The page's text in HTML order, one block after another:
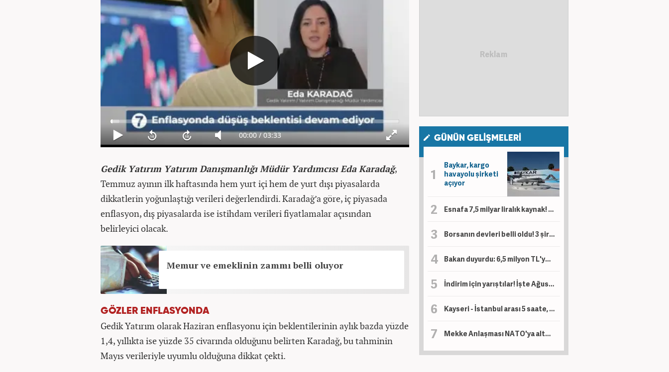
Gedik Yatırım Yatırım Danışmanlığı Müdür Yardımcısı Eda Karadağ,
Temmuz ayının ilk haftasında hem yurt içi hem de yurt dışı piyasalarda
dikkatlerin yoğunlaştığı verileri değerlendirdi. Karadağ’a göre, iç piyasada
enflasyon, dış piyasalarda ise istihdam verileri fiyatlamalar açısından
belirleyici olacak.
Memur ve emeklinin zammı belli oluyor
GÖZLER ENFLASYONDA
Gedik Yatırım olarak Haziran enflasyonu için beklentilerinin aylık bazda yüzde
1,4, yıllıkta ise yüzde 35 civarında olduğunu belirten Karadağ, bu tahminin
Mayıs verileriyle uyumlu olduğuna dikkat çekti.
GÜNÜN GELİŞMELERİ
Baykar, kargo
havayolu şirketi
açıyor
Esnafa 7,5 milyar liralık kaynak! 'Kesintisiz bir şekilde desteklemeye devam'
Borsanın devleri belli oldu! 3 şirketin piyasa değeri 1 trilyon lirayı aştı
Bakan duyurdu: 6,5 milyon TL'ye kadar destek sağlanacak!
İndirim için yarıştılar! İşte Ağustos ayı kampanyalı sıfır otomobil fiyatları!
Kayseri - İstanbul arası 5 saate, Kayseri - Ankara arası da 1 saat 45 dakikaya düşecek!
Mekke Anlaşması NATO'ya alternatif bir yapı değil!